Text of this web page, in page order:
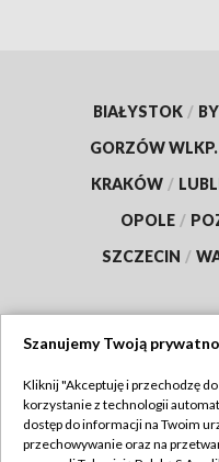
BIAŁYSTOK /
GORZÓW WLKP.
KRAKÓW /
OPOLE /
SZCZECIN /
Abonament TVP
Szanujemy Twoją
Kliknij "Akceptuję i przechodzę
korzystanie z technologii
dostęp do informacji na Twoim
przechowywanie oraz na